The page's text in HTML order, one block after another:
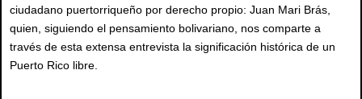
ciudadano puertorriqueño por derecho propio: Juan Mari Brás,
quien, siguiendo el pensamiento bolivariano, nos comparte a
través de esta extensa entrevista la significación histórica de un
Puerto Rico libre.